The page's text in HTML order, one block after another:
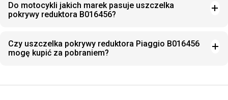
Do motocykli jakich marek pasuje uszczelka
pokrywy reduktora B016456?
Czy uszczelka pokrywy reduktora Piaggio B016456
mogę kupić za pobraniem?